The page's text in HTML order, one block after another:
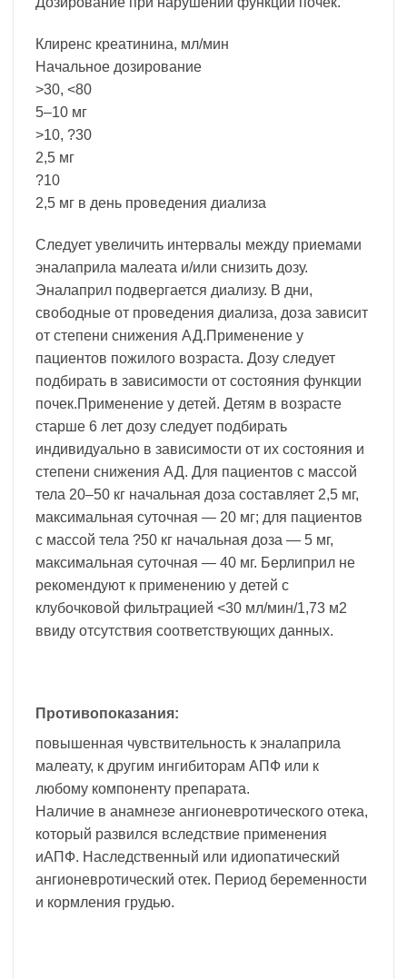
Клиренс креатинина, мл/мин
Начальное дозирование
>30, <80
5–10 мг
>10, ?30
2,5 мг
?10
2,5 мг в день проведения диализа
Следует увеличить интервалы между приемами
эналаприла малеата и/или снизить дозу.
Эналаприл подвергается диализу. В дни,
свободные от проведения диализа, доза зависит
от степени снижения АД.Применение у
пациентов пожилого возраста. Дозу следует
подбирать в зависимости от состояния функции
почек.Применение у детей. Детям в возрасте
старше 6 лет дозу следует подбирать
индивидуально в зависимости от их состояния и
степени снижения АД. Для пациентов с массой
тела 20–50 кг начальная доза составляет 2,5 мг,
максимальная суточная — 20 мг; для пациентов
с массой тела ?50 кг начальная доза — 5 мг,
максимальная суточная — 40 мг. Берлиприл не
рекомендуют к применению у детей с
клубочковой фильтрацией <30 мл/мин/1,73 м2
ввиду отсутствия соответствующих данных.
Противопоказания:
повышенная чувствительность к эналаприла
малеату, к другим ингибиторам АПФ или к
любому компоненту препарата.
Наличие в анамнезе ангионевротического отека,
который развился вследствие применения
иАПФ. Наследственный или идиопатический
ангионевротический отек. Период беременности
и кормления грудью.